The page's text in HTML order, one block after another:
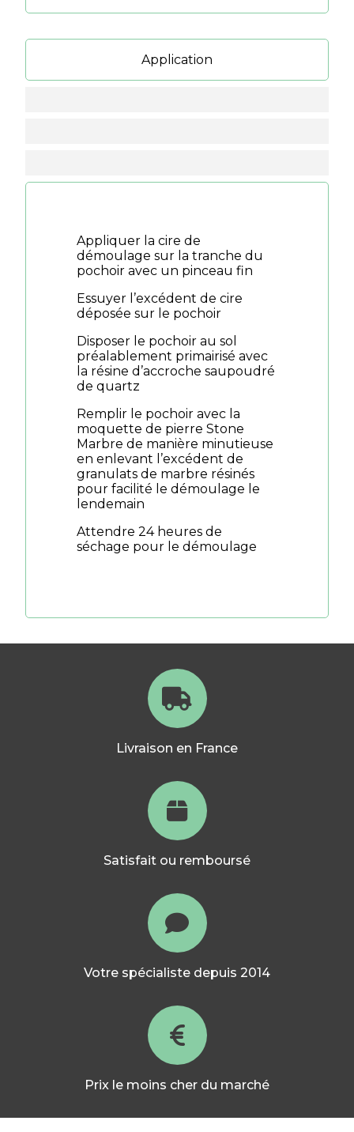
Application
Appliquer la cire de
démoulage sur la tranche du
pochoir avec un pinceau fin
Essuyer l’excédent de cire
déposée sur le pochoir
Disposer le pochoir au sol
préalablement primairisé avec
la résine d’accroche saupoudré
de quartz
Remplir le pochoir avec la
moquette de pierre Stone
Marbre de manière minutieuse
en enlevant l’excédent de
granulats de marbre résinés
pour facilité le démoulage le
lendemain
Attendre 24 heures de
séchage pour le démoulage
Livraison en France
Satisfait ou remboursé
Votre spécialiste depuis 2014
Prix le moins cher du marché